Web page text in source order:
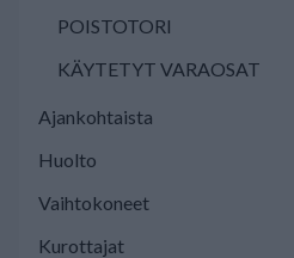
POISTOTORI
KÄYTETYT VARAOSAT
Ajankohtaista
Huolto
Vaihtokoneet
Kurottajat